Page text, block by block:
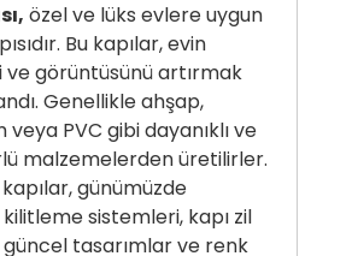
özel ve lüks evlere uygun
Bu kapılar, evin
ve görüntüsünü artırmak
Genellikle ahşap,
PVC gibi dayanıklı ve
malzemelerden üretilirler.
günümüzde
sistemleri, kapı zil
tasarımlar ve renk